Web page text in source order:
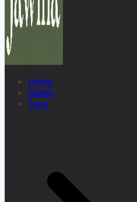
Home
Garten
Tiere